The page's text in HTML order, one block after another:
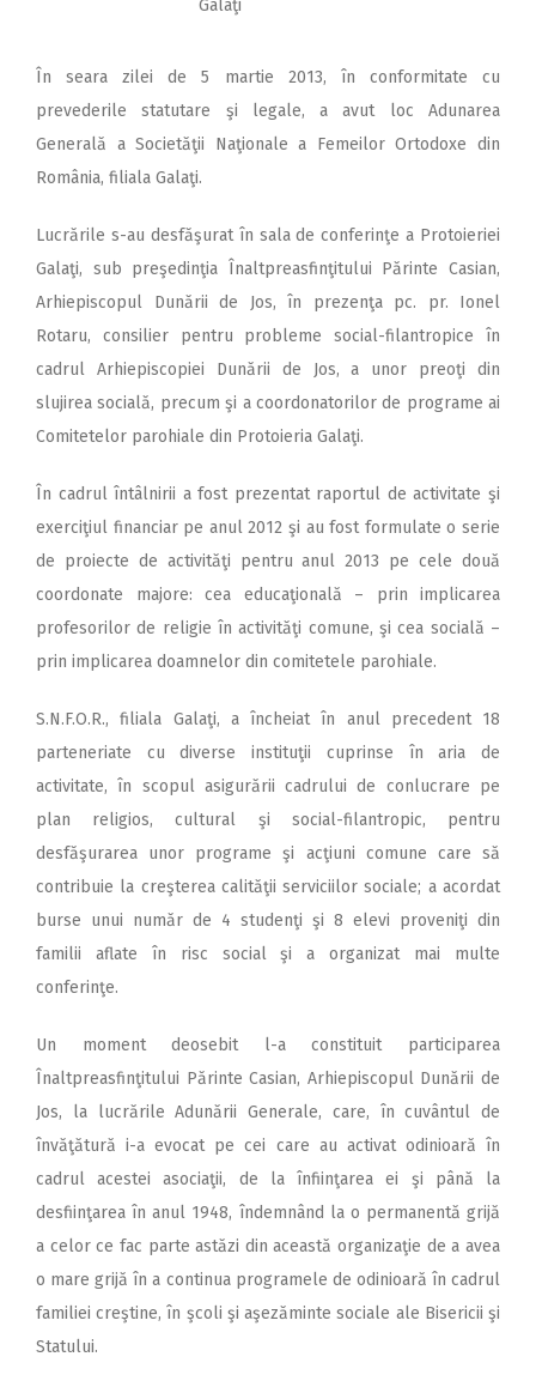
2012
2011
2010
Galaţi
În seara zilei de 5 martie 2013, în conformitate cu
prevederile statutare şi legale, a avut loc Adunarea
Generală a Societăţii Naţionale a Femeilor Ortodoxe din
România, filiala Galaţi.
Lucrările s-au desfăşurat în sala de conferinţe a Protoieriei
Galaţi, sub preşedinţia Înaltpreasfinţitului Părinte Casian,
Arhiepiscopul Dunării de Jos, în prezenţa pc. pr. Ionel
Rotaru, consilier pentru probleme social-filantropice în
cadrul Arhiepiscopiei Dunării de Jos, a unor preoţi din
slujirea socială, precum şi a coordonatorilor de programe ai
Comitetelor parohiale din Protoieria Galaţi.
În cadrul întâlnirii a fost prezentat raportul de activitate şi
exerciţiul financiar pe anul 2012 şi au fost formulate o serie
de proiecte de activităţi pentru anul 2013 pe cele două
coordonate majore: cea educaţională – prin implicarea
profesorilor de religie în activităţi comune, şi cea socială –
prin implicarea doamnelor din comitetele parohiale.
S.N.F.O.R., filiala Galaţi, a încheiat în anul precedent 18
parteneriate cu diverse instituţii cuprinse în aria de
activitate, în scopul asigurării cadrului de conlucrare pe
plan religios, cultural şi social-filantropic, pentru
desfăşurarea unor programe şi acţiuni comune care să
contribuie la creşterea calităţii serviciilor sociale; a acordat
burse unui număr de 4 studenţi şi 8 elevi proveniţi din
familii aflate în risc social şi a organizat mai multe
conferinţe.
Un moment deosebit l-a constituit participarea
Înaltpreasfinţitului Părinte Casian, Arhiepiscopul Dunării de
Jos, la lucrările Adunării Generale, care, în cuvântul de
învăţătură i-a evocat pe cei care au activat odinioară în
cadrul acestei asociaţii, de la înfiinţarea ei şi până la
desfiinţarea în anul 1948, îndemnând la o permanentă grijă
a celor ce fac parte astăzi din această organizaţie de a avea
o mare grijă în a continua programele de odinioară în cadrul
familiei creştine, în şcoli şi aşezăminte sociale ale Bisericii şi
Statului.